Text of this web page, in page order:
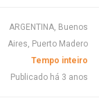
ARGENTINA, Buenos
Aires, Puerto Madero
Tempo inteiro
Publicado há 3 anos